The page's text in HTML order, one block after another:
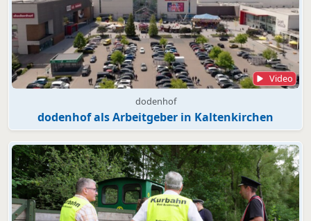
Video
dodenhof
dodenhof als Arbeitgeber in Kaltenkirchen